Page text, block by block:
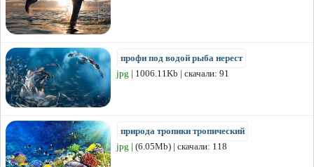
профи под водой рыба нерест
jpg | 1006.11Kb | скачали: 91
природа тропики тропический
jpg | (6.05Mb) | скачали: 118